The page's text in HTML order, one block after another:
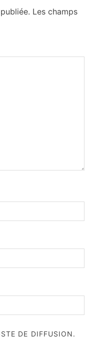
Les champs
DE DIFFUSION.